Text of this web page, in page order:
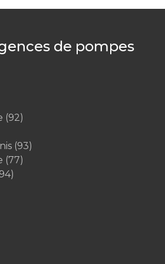
de pompes
(92)
(93)
(77)